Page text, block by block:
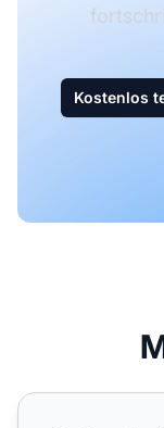
Kostenlos
Podcasting im